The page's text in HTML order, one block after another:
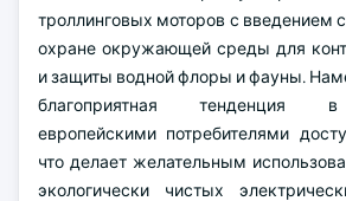
троллинговых моторов с введением
охране окружающей среды для
и защиты водной флоры и фауны.
благоприятная тенденция в
европейскими потребителями
что делает желательным
экологически чистых